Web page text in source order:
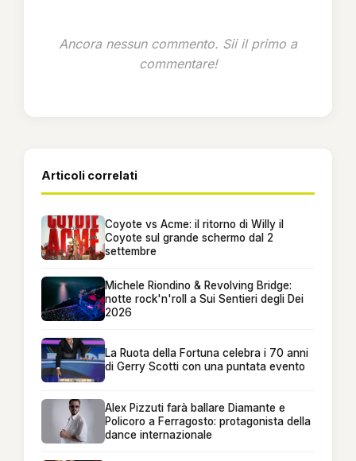
Ancora nessun commento. Sii il primo a
commentare!
Articoli correlati
Coyote vs Acme: il ritorno di Willy il
Coyote sul grande schermo dal 2
settembre
Michele Riondino & Revolving Bridge:
notte rock'n'roll a Sui Sentieri degli Dei
2026
La Ruota della Fortuna celebra i 70 anni
di Gerry Scotti con una puntata evento
Alex Pizzuti farà ballare Diamante e
Policoro a Ferragosto: protagonista della
dance internazionale